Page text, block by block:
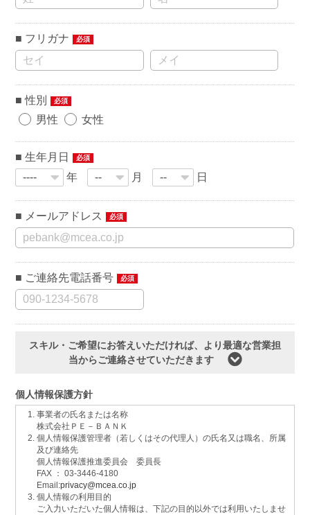
フリガナ 必須
性別 必須
男性 女性
生年月日 必須
年 月 日
メールアドレス 必須
ご連絡先電話番号 必須
スキル・ご希望にお答えいただければ、より最適な営業担
当からご連絡させていただきます
個人情報保護方針
事業者の氏名または名称
株式会社ＰＥ－ＢＡＮＫ
個人情報保護管理者（若しくはその代理人）の氏名又は職名、所属
及び連絡先
個人情報保護推進委員会 委員長
FAX ： 03-3446-4180
Email:privacy@mcea.co.jp
個人情報の利用目的
ご入力いただいた個人情報は、下記の目的以外では利用いたしませ